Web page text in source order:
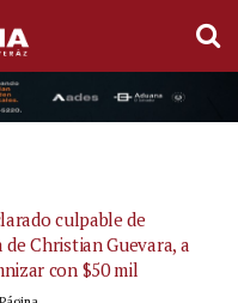
culpable de
Christian Guevara, a
con $50 mil